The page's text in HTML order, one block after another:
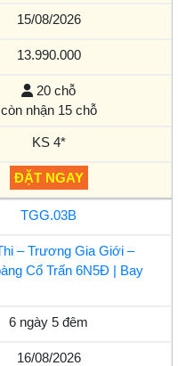
15/08/2026
13.990.000
20 chỗ
còn nhận 15 chỗ
KS 4*
ĐẶT NGAY
TGG.03B
– Trương Gia Giới –
Cổ Trấn 6N5Đ | Bay
6 ngày 5 đêm
16/08/2026